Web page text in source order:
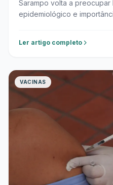
Sarampo volta a preocupar
epidemiológico e
Ler artigo completo
VACINAS